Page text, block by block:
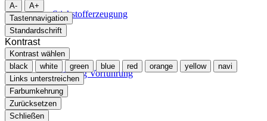
Stickstofferzeugung
Beratung Vorführung
A-
A+
Tastennavigation
Standardschrift
Kontrast
Kontrast wählen
black
white green blue red orange yellow
navi
Links unterstreichen
Farbumkehrung
Zurücksetzen
Schließen